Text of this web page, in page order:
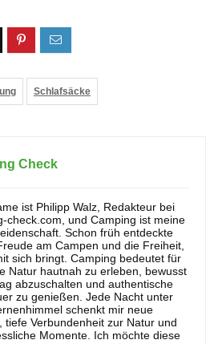
Schlafsäcke
Check
ist Philipp Walz, Redakteur bei
check.com, und Camping ist meine
Schon früh entdeckte
am Campen und die Freiheit,
sich bringt. Camping bedeutet für
Natur hautnah zu erleben, bewusst
abzuschalten und authentische
zu genießen. Jede Nacht unter
schenkt mir neue
tiefe Verbundenheit zur Natur und
Momente. Ich möchte diese